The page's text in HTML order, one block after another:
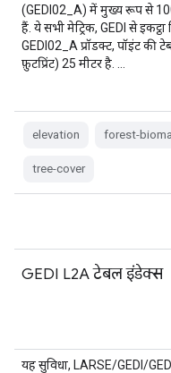
(GEDI02_A) में मुख्य रूप से
हैं. ये सभी मेट्रिक, GEDI से
GEDI02_A प्रॉडक्ट, पॉइंट
फ़ुटप्रिंट) 25 मीटर है. …
elevation forest-
tree-cover
GEDI L2A टेबल इंडेक्स
यह सुविधा, LARSE/GEDI/